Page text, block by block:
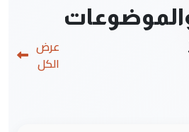
عرض
الكل